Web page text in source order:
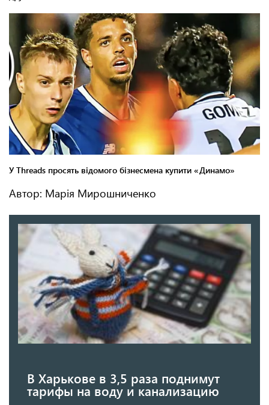
Автор: Марія Мирошниченко
В Харькове в 3,5 раза поднимут
тарифы на воду и канализацию